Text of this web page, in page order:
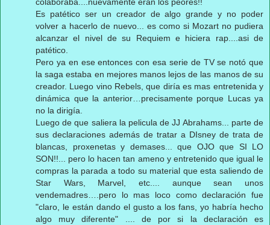
Es patético ser un creador de algo grande y no poder
volver a hacerlo de nuevo... es como si Mozart no pudiera
alcanzar el nivel de su Requiem e hiciera rap....asi de
patético.
Pero ya en ese entonces con esa serie de TV se notó que
la saga estaba en mejores manos lejos de las manos de su
creador. Luego vino Rebels, que diría es mas entretenida y
dinámica que la anterior…precisamente porque Lucas ya
no la dirigía.
Luego de que saliera la pelicula de JJ Abrahams... parte de
sus declaraciones además de tratar a DIsney de trata de
blancas, proxenetas y demases... que OJO que SI LO
SON!!... pero lo hacen tan ameno y entretenido que igual le
compras la parada a todo su material que esta saliendo de
Star Wars, Marvel, etc.... aunque sean unos
vendemadres….pero lo mas loco como declaración fue
"claro, le están dando el gusto a los fans, yo habría hecho
algo muy diferente" .... de por si la declaración es